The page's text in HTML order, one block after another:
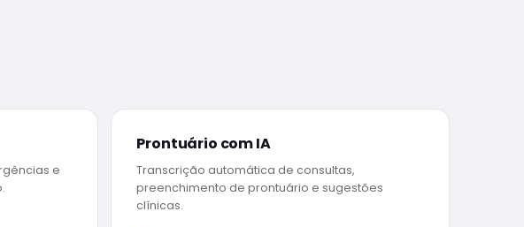
e
Prontuário com IA
Transcrição automática de consultas,
preenchimento de prontuário e sugestões
clínicas.